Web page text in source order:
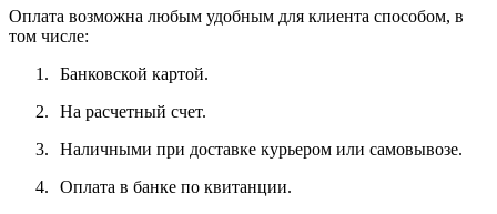
Оплата возможна любым удобным для клиента способом, в
том числе:
1.
Банковской картой.
2.
На расчетный счет.
3.
Наличными при доставке курьером или самовывозе.
4.
Оплата в банке по квитанции.